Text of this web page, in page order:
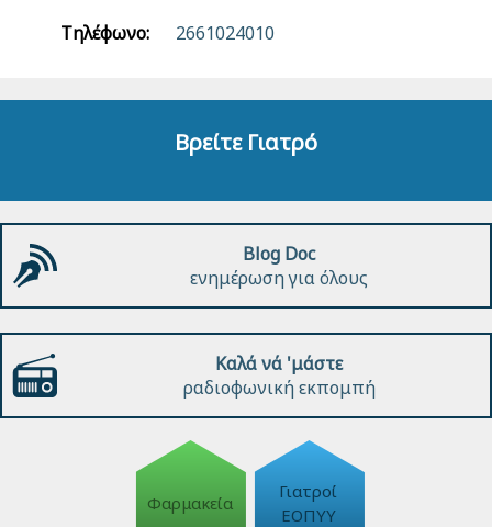
Τηλέφωνο:
2661024010
Βρείτε Γιατρό
Blog Doc
ενημέρωση για όλους
Καλά νά 'μάστε
ραδιοφωνική εκπομπή
Φαρμακεία
Γιατροί
ΕΟΠΥΥ